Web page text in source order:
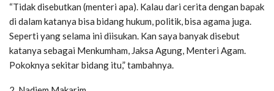
“Tidak disebutkan (menteri apa). Kalau dari cerita dengan ‎bapak
di dalam katanya bisa bidang hukum, politik, bisa agama juga.
Seperti yang selama ini diisukan. Kan saya banyak disebut
katanya sebagai Menkumham, Jaksa Agung, Menteri Agam.
Pokoknya sekitar bidang itu,” tambahnya.